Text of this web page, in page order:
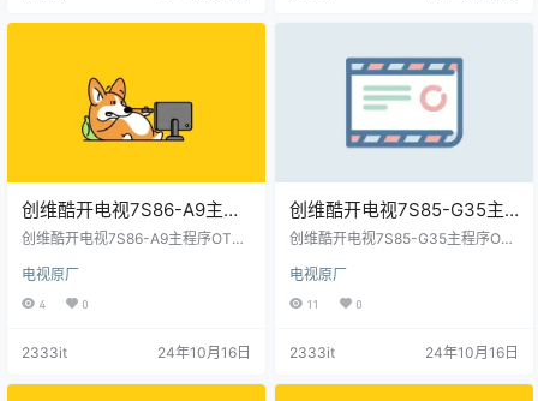
创维酷开电视7S86-A9主程
序OTA包和bin包-20210122
创维酷开电视7S86-A9主程序OTA
数据刷机包
电视原厂
4 0
2333it 24年10月16日
创维酷开电视7S85-G35主
程序OTA包和bin
据刷机包
创维酷开电视7S85-G35主程序OTA
数据刷机包
电视原厂
11 0
2333it 24年10月16日